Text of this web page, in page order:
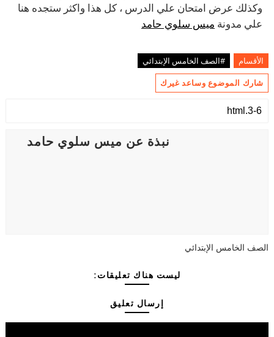
وكذلك عرض امتحان علي الدرس ، كل هذا واكثر ستجده هنا
علي مدونة ميس سلوي حامد
الأقسام
#الصف الخامس الإبتدائي
شارك الموضوع وساعد غيرك
نبذة عن ميس سلوي حامد
الصف الخامس الإبتدائي
ليست هناك تعليقات:
إرسال تعليق